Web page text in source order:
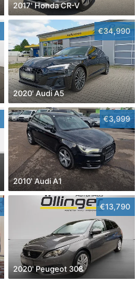
2017' Honda CR-V
€34,990
2020' Audi A5
€3,999
2010' Audi A1
€13,790
2020' Peugeot 308